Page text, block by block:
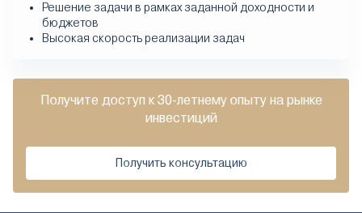
Решение задачи в рамках заданной доходности и
бюджетов
Высокая скорость реализации задач
Получите доступ к 30-летнему опыту на рынке
инвестиций
Получить консультацию